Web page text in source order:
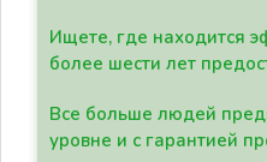
Ищете, где находится
более шести лет
Все больше людей
уровне и с гарантией